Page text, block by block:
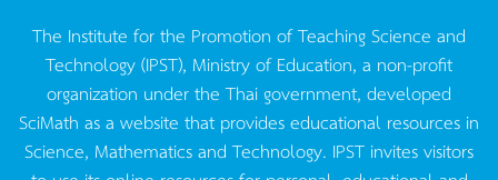
The Institute for the Promotion of Teaching Science and
Technology (IPST), Ministry of Education, a non-profit
organization under the Thai government, developed
SciMath as a website that provides educational resources in
Science, Mathematics and Technology. IPST invites visitors